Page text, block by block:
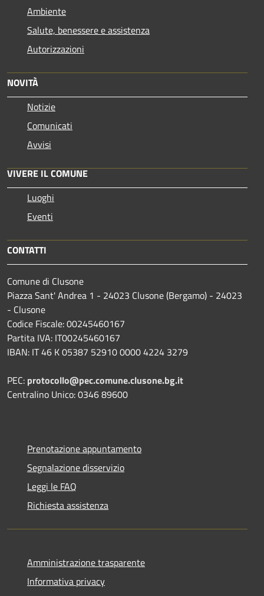
Ambiente
Salute, benessere e assistenza
Autorizzazioni
NOVITÀ
Notizie
Comunicati
Avvisi
VIVERE IL COMUNE
Luoghi
Eventi
CONTATTI
Comune di Clusone
Piazza Sant' Andrea 1 - 24023 Clusone (Bergamo) - 24023
- Clusone
Codice Fiscale: 00245460167
Partita IVA: IT00245460167
IBAN: IT 46 K 05387 52910 0000 4224 3279
PEC: protocollo@pec.comune.clusone.bg.it
Centralino Unico: 0346 89600
Prenotazione appuntamento
Segnalazione disservizio
Leggi le FAQ
Richiesta assistenza
Amministrazione trasparente
Informativa privacy